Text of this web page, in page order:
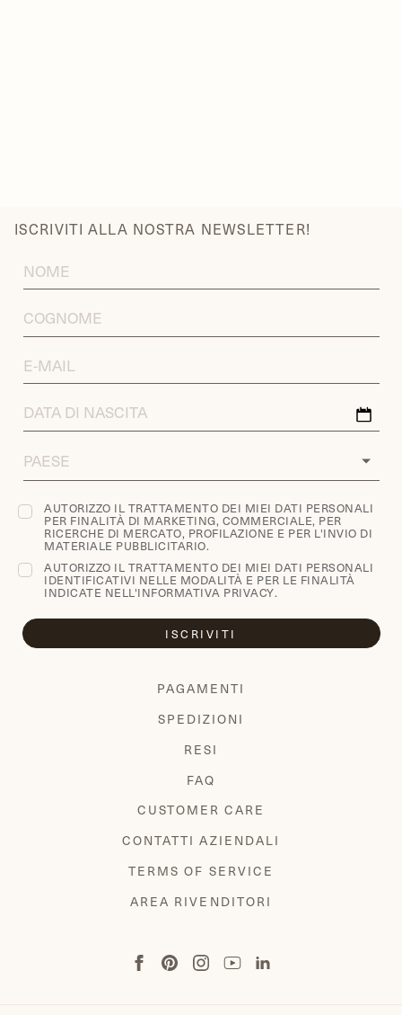
ISCRIVITI ALLA NOSTRA NEWSLETTER!
FIRST
NAME
LAST
NAME
EMAIL
ADDRESS
DATA
DI
COUNTRY
AUTORIZZO IL TRATTAMENTO DEI MIEI DATI PERSONALI
PER FINALITÀ DI MARKETING, COMMERCIALE, PER
RICERCHE DI MERCATO, PROFILAZIONE E PER L'INVIO DI
MATERIALE PUBBLICITARIO.
AUTORIZZO IL TRATTAMENTO DEI MIEI DATI PERSONALI
IDENTIFICATIVI NELLE MODALITÀ E PER LE FINALITÀ
INDICATE NELL'INFORMATIVA PRIVACY.
ISCRIVITI
PAGAMENTI
SPEDIZIONI
RESI
FAQ
CUSTOMER CARE
CONTATTI AZIENDALI
TERMS OF SERVICE
AREA RIVENDITORI